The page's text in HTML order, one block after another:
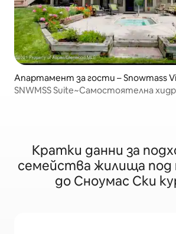
Апартамент за гости – Snowmass
SNWMSS Suite~Самостоятелна
Кратки данни за
семейства жилища под
до Сноумас Ски